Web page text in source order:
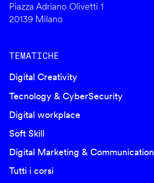
Piazza Adriano Olivetti 1
20139 Milano
TEMATICHE
Digital Creativity
Tecnology & CyberSecurity
Digital workplace
Soft Skill
Digital Marketing & Communication
Tutti i corsi